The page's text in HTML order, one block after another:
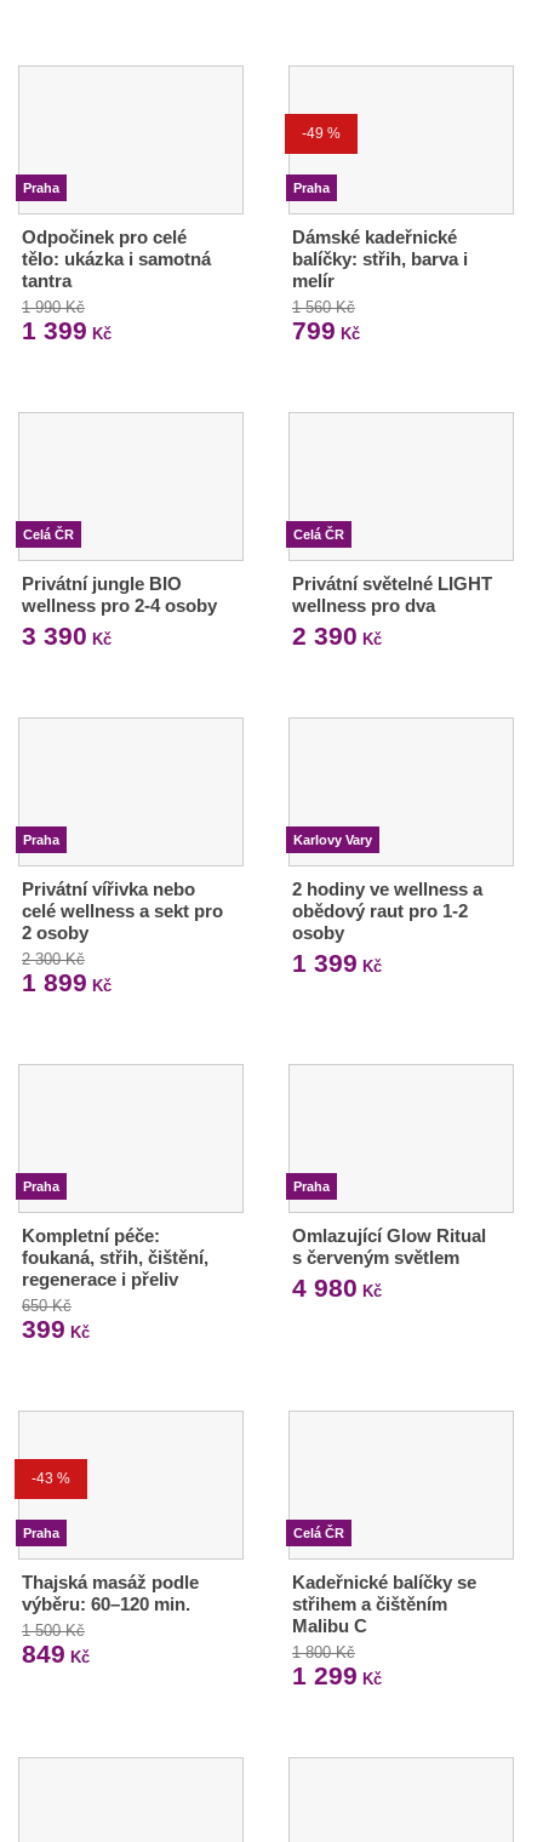
Praha
Odpočinek pro celé
tělo: ukázka i samotná
tantra
1 990 Kč
1 399 Kč
-49 %
Praha
Dámské kadeřnické
balíčky: střih, barva i
melír
1 560 Kč
799 Kč
Celá ČR
Privátní jungle BIO
wellness pro 2-4 osoby
3 390 Kč
Celá ČR
Privátní světelné LIGHT
wellness pro dva
2 390 Kč
Praha
Privátní vířivka nebo
celé wellness a sekt pro
2 osoby
2 300 Kč
1 899 Kč
Karlovy Vary
2 hodiny ve wellness a
obědový raut pro 1-2
osoby
1 399 Kč
Praha
Kompletní péče:
foukaná, střih, čištění,
regenerace i přeliv
650 Kč
399 Kč
Praha
Omlazující Glow Ritual
s červeným světlem
4 980 Kč
-43 %
Praha
Thajská masáž podle
výběru: 60–120 min.
1 500 Kč
849 Kč
Celá ČR
Kadeřnické balíčky se
střihem a čištěním
Malibu C
1 800 Kč
1 299 Kč